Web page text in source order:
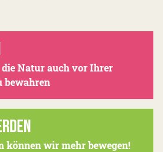
die Natur auch vor Ihrer
bewahren
können wir mehr bewegen!